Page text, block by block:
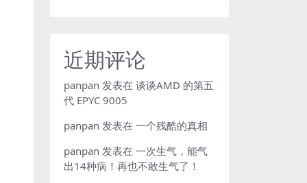
近期评论
panpan 发表在 谈谈AMD 的第五
代 EPYC 9005
panpan 发表在 一个残酷的真相
panpan 发表在 一次生气，能气
出14种病！再也不敢生气了！